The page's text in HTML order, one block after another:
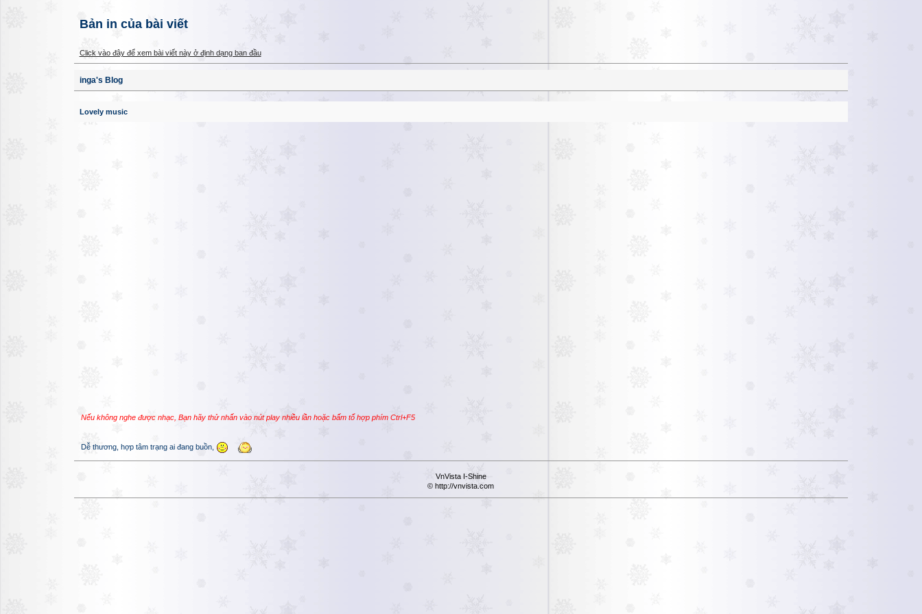
Bản in của bài viết
Click vào đây để xem bài viết này ở định dạng ban đầu
inga's Blog
Lovely music
Nếu không nghe được nhạc, Bạn hãy thử nhấn vào nút play nhiều lần hoặc bấm tổ hợp phím Ctrl+F5
Dễ thương, hợp tâm trạng ai đang buồn,
VnVista I-Shine
© http://vnvista.com